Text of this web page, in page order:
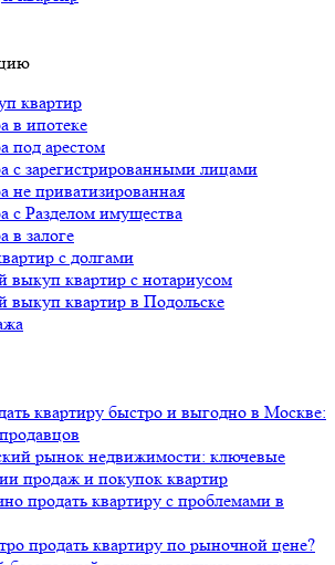
квартир
в ипотеке
под арестом
с зарегистрированными лицами
не приватизированная
с Разделом имущества
в залоге
с долгами
выкуп квартир с нотариусом
выкуп квартир в Подольске
квартиру быстро и выгодно в Москве:
рынок недвижимости: ключевые
продаж и покупок квартир
продать квартиру с проблемами в
продать квартиру по рыночной цене?